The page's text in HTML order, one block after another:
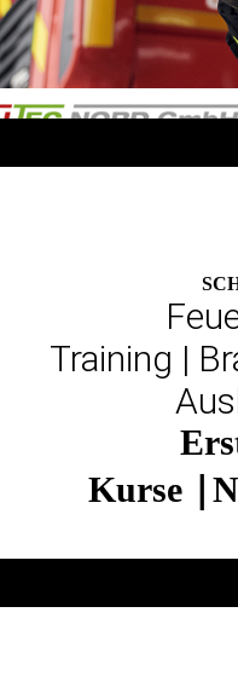
Training |
Kurse |